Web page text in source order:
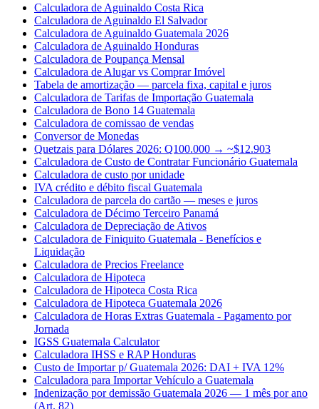
Calculadora de Aguinaldo Costa Rica
Calculadora de Aguinaldo El Salvador
Calculadora de Aguinaldo Guatemala 2026
Calculadora de Aguinaldo Honduras
Calculadora de Poupança Mensal
Calculadora de Alugar vs Comprar Imóvel
Tabela de amortização — parcela fixa, capital e juros
Calculadora de Tarifas de Importação Guatemala
Calculadora de Bono 14 Guatemala
Calculadora de comissao de vendas
Conversor de Monedas
Quetzais para Dólares 2026: Q100.000 → ~$12.903
Calculadora de Custo de Contratar Funcionário Guatemala
Calculadora de custo por unidade
IVA crédito e débito fiscal Guatemala
Calculadora de parcela do cartão — meses e juros
Calculadora de Décimo Terceiro Panamá
Calculadora de Depreciação de Ativos
Calculadora de Finiquito Guatemala - Benefícios e
Liquidação
Calculadora de Precios Freelance
Calculadora de Hipoteca
Calculadora de Hipoteca Costa Rica
Calculadora de Hipoteca Guatemala 2026
Calculadora de Horas Extras Guatemala - Pagamento por
Jornada
IGSS Guatemala Calculator
Calculadora IHSS e RAP Honduras
Custo de Importar p/ Guatemala 2026: DAI + IVA 12%
Calculadora para Importar Vehículo a Guatemala
Indenização por demissão Guatemala 2026 — 1 mês por ano
(Art. 82)